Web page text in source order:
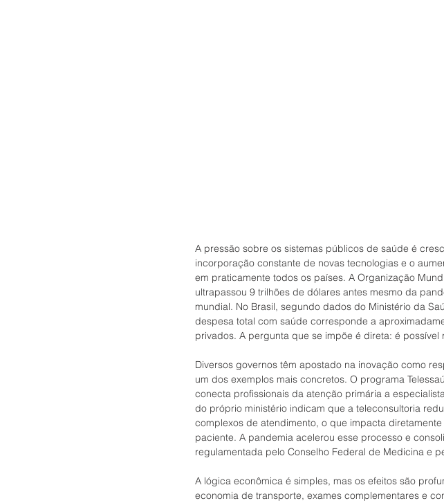
A pressão sobre os sistemas públicos de saúde é
incorporação constante de novas tecnologias e o
em praticamente todos os países. A Organização
ultrapassou 9 trilhões de dólares antes mesmo da
mundial. No Brasil, segundo dados do Ministério da
despesa total com saúde corresponde a
privados. A pergunta que se impõe é direta: é
Diversos governos têm apostado na inovação como
um dos exemplos mais concretos. O programa
conecta profissionais da atenção primária a
do próprio ministério indicam que a teleconsultoria
complexos de atendimento, o que impacta
paciente. A pandemia acelerou esse processo e
regulamentada pelo Conselho Federal de Medicina e
A lógica econômica é simples, mas os efeitos são
economia de transporte, exames complementares e